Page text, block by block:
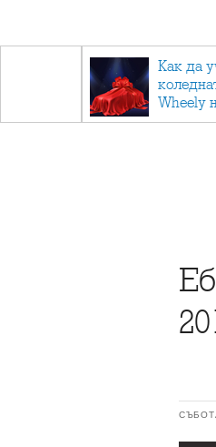
Как да
Wheely